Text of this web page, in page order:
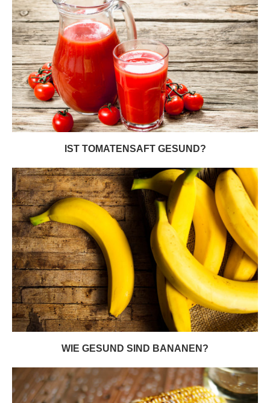
IST TOMATENSAFT GESUND?
WIE GESUND SIND BANANEN?